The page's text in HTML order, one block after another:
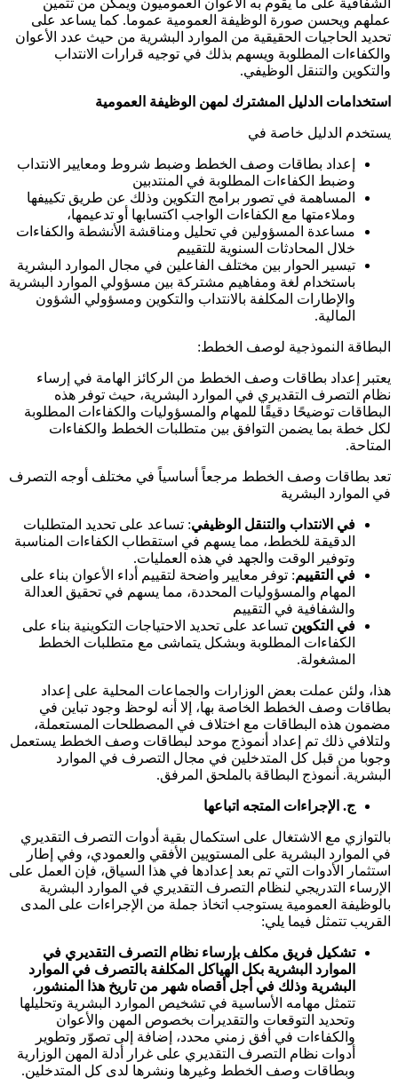
الشفافية على ما يقوم به الأعوان العموميون ويمكن من تثمين
عملهم ويحسن صورة الوظيفة العمومية عموما. كما يساعد على
تحديد الحاجيات الحقيقية من الموارد البشرية من حيث عدد الأعوان
والكفاءات المطلوبة ويسهم بذلك في توجيه قرارات الانتداب
والتكوين والتنقل الوظيفي.
استخدامات الدليل المشترك لمهن الوظيفة العمومية
يستخدم الدليل خاصة في
إعداد بطاقات وصف الخطط وضبط شروط ومعايير الانتداب
وضبط الكفاءات المطلوبة في المنتدبين
المساهمة في تصور برامج التكوين وذلك عن طريق تكييفها
وملاءمتها مع الكفاءات الواجب اكتسابها أو تدعيمها،
مساعدة المسؤولين في تحليل ومناقشة الأنشطة والكفاءات
خلال المحادثات السنوية للتقييم
تيسير الحوار بين مختلف الفاعلين في مجال الموارد البشرية
باستخدام لغة ومفاهيم مشتركة بين مسؤولي الموارد البشرية
والإطارات المكلفة بالانتداب والتكوين ومسؤولي الشؤون
المالية.
البطاقة النموذجية لوصف الخطط:
يعتبر إعداد بطاقات وصف الخطط من الركائز الهامة في إرساء
نظام التصرف التقديري في الموارد البشرية، حيث توفر هذه
البطاقات توضيحًا دقيقًا للمهام والمسؤوليات والكفاءات المطلوبة
لكل خطة بما يضمن التوافق بين متطلبات الخطط والكفاءات
المتاحة.
تعد بطاقات وصف الخطط مرجعاً أساسياً في مختلف أوجه التصرف
في الموارد البشرية
في الانتداب والتنقل الوظيفي: تساعد على تحديد المتطلبات
الدقيقة للخطط، مما يسهم في استقطاب الكفاءات المناسبة
وتوفير الوقت والجهد في هذه العمليات.
في التقييم: توفر معايير واضحة لتقييم أداء الأعوان بناء على
المهام والمسؤوليات المحددة، مما يسهم في تحقيق العدالة
والشفافية في التقييم
في التكوين تساعد على تحديد الاحتياجات التكوينية بناء على
الكفاءات المطلوبة وبشكل يتماشى مع متطلبات الخطط
المشغولة.
هذا، ولئن عملت بعض الوزارات والجماعات المحلية على إعداد
بطاقات وصف الخطط الخاصة بها، إلا أنه لوحظ وجود تباين في
مضمون هذه البطاقات مع اختلاف في المصطلحات المستعملة،
ولتلافي ذلك تم إعداد أنموذج موحد لبطاقات وصف الخطط يستعمل
وجوبا من قبل كل المتدخلين في مجال التصرف في الموارد
البشرية. أنموذج البطاقة بالملحق المرفق.
‌ج. الإجراءات المتجه اتباعها
بالتوازي مع الاشتغال على استكمال بقية أدوات التصرف التقديري
في الموارد البشرية على المستويين الأفقي والعمودي، وفي إطار
استثمار الأدوات التي تم بعد إعدادها في هذا السياق، فإن العمل على
الإرساء التدريجي لنظام التصرف التقديري في الموارد البشرية
بالوظيفة العمومية يستوجب اتخاذ جملة من الإجراءات على المدى
القريب تتمثل فيما يلي:
تشكيل فريق مكلف بإرساء نظام التصرف التقديري في
الموارد البشرية بكل الهياكل المكلفة بالتصرف في الموارد
البشرية وذلك في أجل أقصاه شهر من تاريخ هذا المنشور ،
تتمثل مهامه الأساسية في تشخيص الموارد البشرية وتحليلها
وتحديد التوقعات والتقديرات بخصوص المهن والأعوان
والكفاءات في أفق زمني محدد، إضافة إلى تصوّر وتطوير
أدوات نظام التصرف التقديري على غرار أدلة المهن الوزارية
وبطاقات وصف الخطط وغيرها ونشرها لدى كل المتدخلين.